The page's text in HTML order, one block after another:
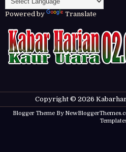
Powered by Translate
Copyright © 2026
Blogger Theme By